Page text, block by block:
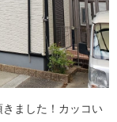
ました！カッコい